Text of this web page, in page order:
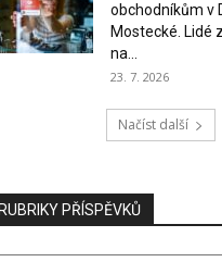
obchodníkům v
Mostecké. Lidé
na...
23. 7. 2026
Načíst další
PŘÍSPĚVKŮ